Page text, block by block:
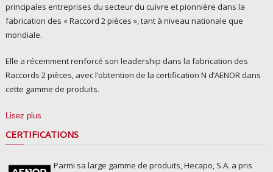
principales entreprises du secteur du cuivre et pionnière dans la
fabrication des « Raccord 2 pièces », tant à niveau nationale que
mondiale.
Elle a récemment renforcé son leadership dans la fabrication des
Raccords 2 pièces, avec l’obtention de la certification N d’AENOR dans
cette gamme de produits.
Lisez plus
CERTIFICATIONS
Parmi sa large gamme de produits, Hecapo, S.A. a pris